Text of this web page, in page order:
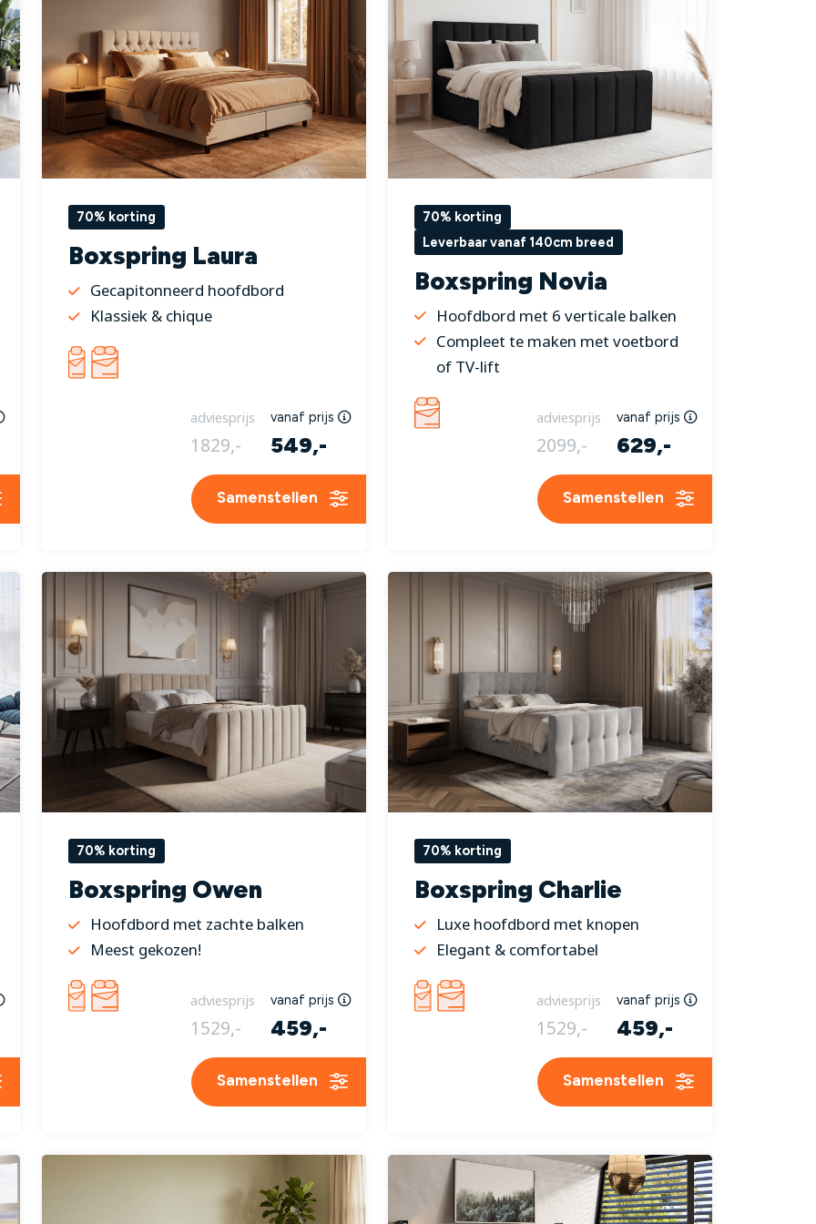
70% korting
Boxspring Laura
Gecapitonneerd hoofdbord
Klassiek & chique
adviesprijs vanaf prijs
1829,- 549,-
Samenstellen
70% korting
Leverbaar vanaf 140cm breed
Boxspring Novia
Hoofdbord met 6 verticale balken
Compleet te maken met voetbord
of TV-lift
adviesprijs vanaf prijs
2099,- 629,-
Samenstellen
70% korting
Boxspring Owen
Hoofdbord met zachte balken
Meest gekozen!
adviesprijs vanaf prijs
1529,- 459,-
Samenstellen
70% korting
Boxspring Charlie
Luxe hoofdbord met knopen
Elegant & comfortabel
adviesprijs vanaf prijs
1529,- 459,-
Samenstellen